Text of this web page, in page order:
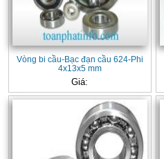
Vòng bi cầu-Bạc đạn cầu 624-Phi
4x13x5 mm
Giá: